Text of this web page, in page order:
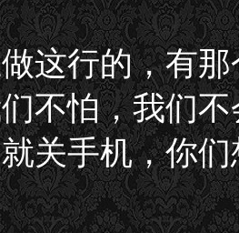
这行的，有
不怕，我们
关手机，你